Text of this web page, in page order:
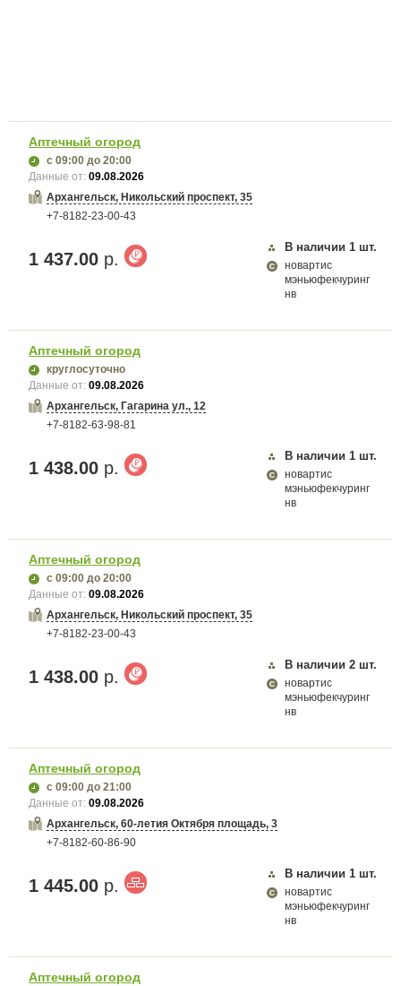
Аптечный огород
с 09:00 до 20:00
Данные от:09.08.2026
Архангельск, Никольский проспект, 35
+7-8182-23-00-43
1 437.00 р.
В наличии 1 шт.
новартис
мэньюфекчуринг
нв
Аптечный огород
круглосуточно
Данные от:09.08.2026
Архангельск, Гагарина ул., 12
+7-8182-63-98-81
1 438.00 р.
В наличии 1 шт.
новартис
мэньюфекчуринг
нв
Аптечный огород
с 09:00 до 20:00
Данные от:09.08.2026
Архангельск, Никольский проспект, 35
+7-8182-23-00-43
1 438.00 р.
В наличии 2 шт.
новартис
мэньюфекчуринг
нв
Аптечный огород
с 09:00 до 21:00
Данные от:09.08.2026
Архангельск, 60-летия Октября площадь, 3
+7-8182-60-86-90
1 445.00 р.
В наличии 1 шт.
новартис
мэньюфекчуринг
нв
Аптечный огород